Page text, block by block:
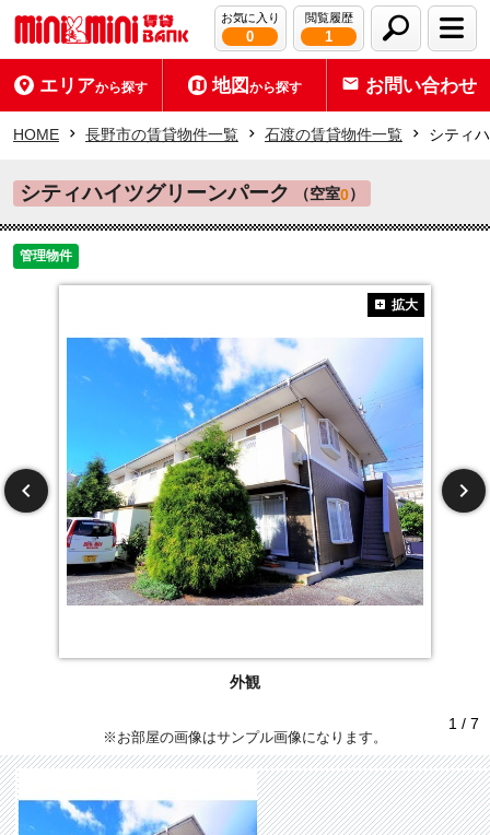
お気に入り
0
閲覧履歴
1
エリアから探す 地図から探す お問い合わせ
HOME 長野市の賃貸物件一覧 石渡の賃貸物件一覧 シティ
シティハイツグリーンパーク （空室0）
管理物件
外観
拡大
1 / 7
※お部屋の画像はサンプル画像になります。